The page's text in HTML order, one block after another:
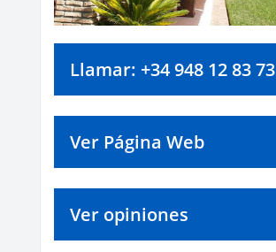
Llamar: +34 948 12 83 73
Ver Página Web
Ver opiniones